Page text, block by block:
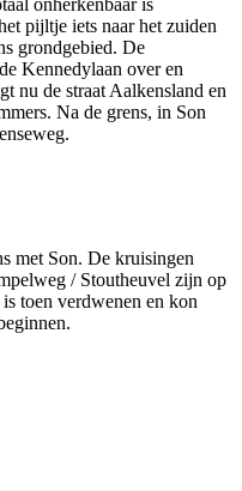
onherkenbaar is
pijltje iets naar het zuiden
grondgebied. De
Kennedylaan over en
nu de straat Aalkensland en
Na de grens, in Son
met Son. De kruisingen
/ Stoutheuvel zijn op
toen verdwenen en kon